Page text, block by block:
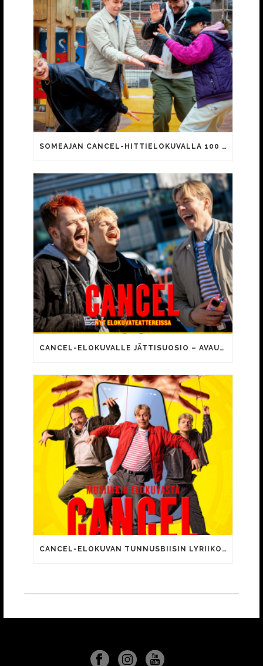
SOMEAJAN CANCEL-HITTIELOKUVALLA 100 000 KATSOJAA!
CANCEL-ELOKUVALLE JÄTTISUOSIO – AVAUSPÄIVÄNÄ JO 15 492 KATSOJAA!
CANCEL-ELOKUVAN TUNNUSBIISIN LYRIIKOISSA TUTTUJA MEEMIHOKEMIA YOUTUBE-VIDEOILTA!